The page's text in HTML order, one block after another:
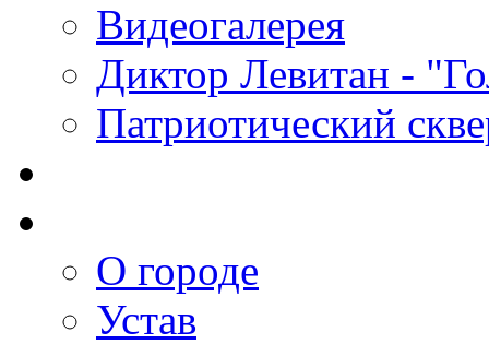
Видеогалерея
Диктор Левитан -
Патриотический
О городе
Устав